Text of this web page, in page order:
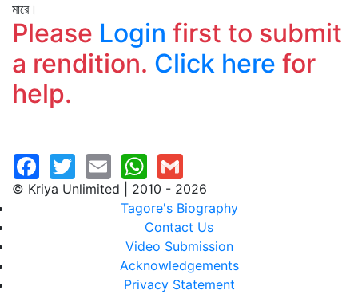
মারে।
Please Login first to submit
a rendition. Click here for
help.
© Kriya Unlimited | 2010 - 2026
Tagore's Biography
Contact Us
Video Submission
Acknowledgements
Privacy Statement